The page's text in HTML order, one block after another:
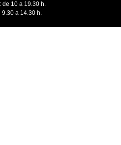
de 10 a 19.30 h.
9.30 a 14.30 h.